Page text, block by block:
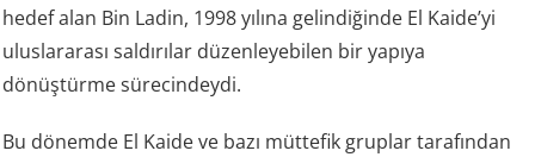
hedef alan Bin Ladin, 1998 yılına gelindiğinde El Kaide’yi
uluslararası saldırılar düzenleyebilen bir yapıya
dönüştürme sürecindeydi.
Bu dönemde El Kaide ve bazı müttefik gruplar tarafından